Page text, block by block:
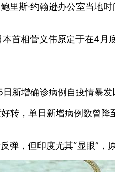
里斯·约翰逊办公室当地
首相菅义伟原定于在4月
新增确诊病例自疫情暴
转，单日新增病例数曾
弹，但印度尤其“显眼”，